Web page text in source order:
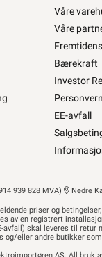
Varmecomfort Se/
eks. mva.
Våre
Våre
Bærekraft
Investor
EE-avfall
939 828 MVA) Nedre
priser og
av en registrert
skal leveres til retur
og/eller andre butikker